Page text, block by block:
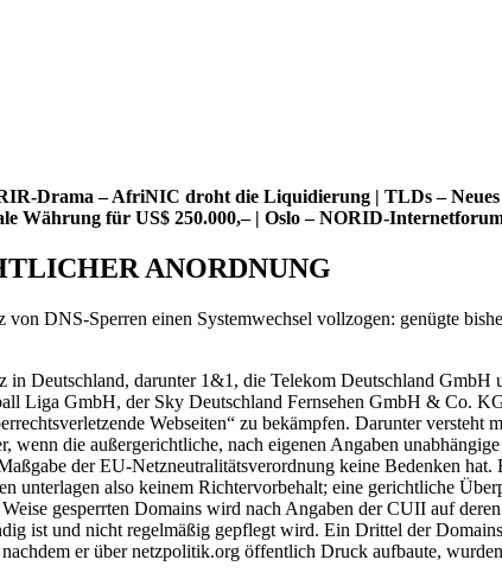
Drama – AfriNIC droht die Liquidierung | TLDs –
Währung für US$ 250.000,– | Oslo – NORID-
ANORDNUNG
DNS-Sperren einen Systemwechsel vollzogen: genügte
Deutschland, darunter 1&1, die Telekom Deutschland
Liga GmbH, der Sky Deutschland Fernsehen GmbH & Co.
Webseiten“ zu bekämpfen. Darunter versteht
wenn die außergerichtliche, nach eigenen Angaben
der EU-Netzneutralitätsverordnung keine Bedenken
unterlagen also keinem Richtervorbehalt; eine gerichtliche
gesperrten Domains wird nach Angaben der CUII auf
ist und nicht regelmäßig gepflegt wird. Ein Drittel der
er über netzpolitik.org öffentlich Druck aufbaute,